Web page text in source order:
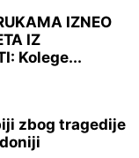
IZNEO
IZ
Kolege...
zbog tragedije